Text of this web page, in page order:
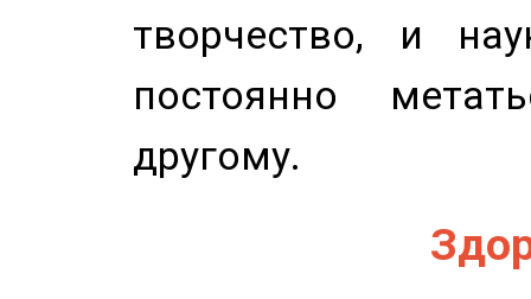
творчество, и
постоянно
другому.